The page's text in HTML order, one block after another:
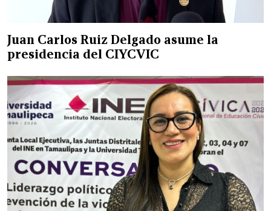
Juan Carlos Ruiz Delgado asume la
presidencia del CIYCVIC